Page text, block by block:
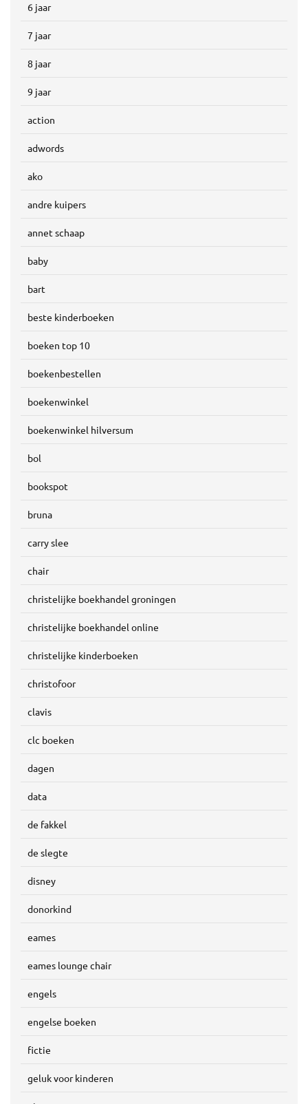
6 jaar
7 jaar
8 jaar
9 jaar
action
adwords
ako
andre kuipers
annet schaap
baby
bart
beste kinderboeken
boeken top 10
boekenbestellen
boekenwinkel
boekenwinkel hilversum
bol
bookspot
bruna
carry slee
chair
christelijke boekhandel groningen
christelijke boekhandel online
christelijke kinderboeken
christofoor
clavis
clc boeken
dagen
data
de fakkel
de slegte
disney
donorkind
eames
eames lounge chair
engels
engelse boeken
fictie
geluk voor kinderen